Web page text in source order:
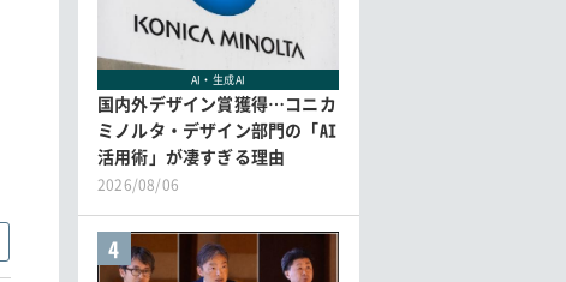
AI・生成AI
国内外デザイン賞獲得…コニカ
ミノルタ・デザイン部門の「AI
活用術」が凄すぎる理由
2026/08/06
4